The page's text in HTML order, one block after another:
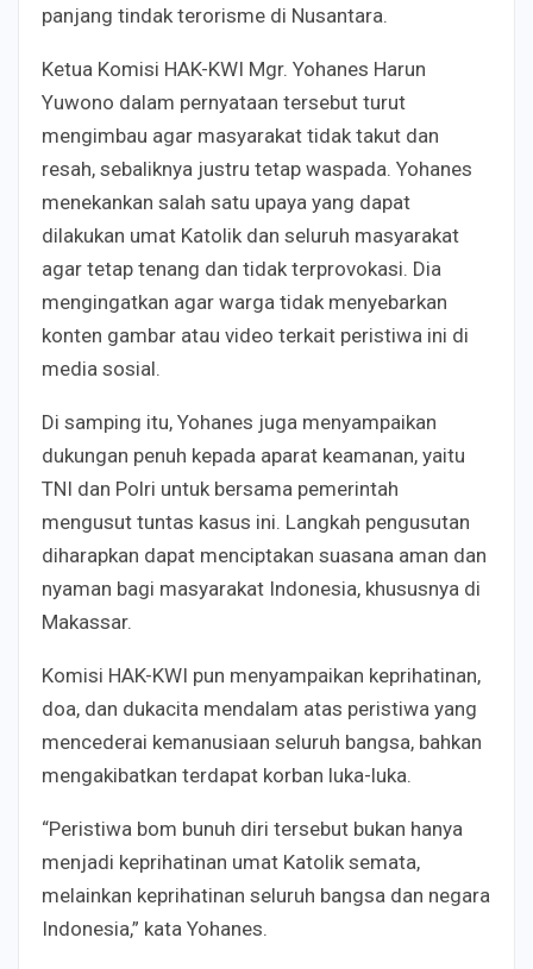
panjang tindak terorisme di Nusantara.
Ketua Komisi HAK-KWI Mgr. Yohanes Harun
Yuwono dalam pernyataan tersebut turut
mengimbau agar masyarakat tidak takut dan
resah, sebaliknya justru tetap waspada. Yohanes
menekankan salah satu upaya yang dapat
dilakukan umat Katolik dan seluruh masyarakat
agar tetap tenang dan tidak terprovokasi. Dia
mengingatkan agar warga tidak menyebarkan
konten gambar atau video terkait peristiwa ini di
media sosial.
Di samping itu, Yohanes juga menyampaikan
dukungan penuh kepada aparat keamanan, yaitu
TNI dan Polri untuk bersama pemerintah
mengusut tuntas kasus ini. Langkah pengusutan
diharapkan dapat menciptakan suasana aman dan
nyaman bagi masyarakat Indonesia, khususnya di
Makassar.
Komisi HAK-KWI pun menyampaikan keprihatinan,
doa, dan dukacita mendalam atas peristiwa yang
mencederai kemanusiaan seluruh bangsa, bahkan
mengakibatkan terdapat korban luka-luka.
“Peristiwa bom bunuh diri tersebut bukan hanya
menjadi keprihatinan umat Katolik semata,
melainkan keprihatinan seluruh bangsa dan negara
Indonesia,” kata Yohanes.